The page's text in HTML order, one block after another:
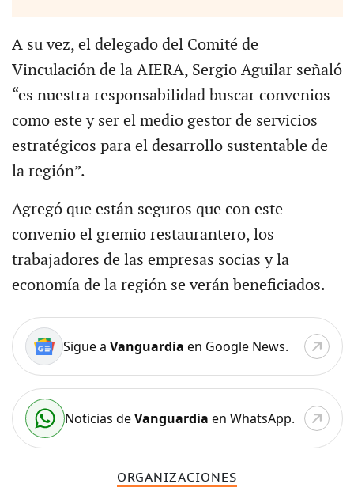
A su vez, el delegado del Comité de
Vinculación de la AIERA, Sergio Aguilar señaló
“es nuestra responsabilidad buscar convenios
como este y ser el medio gestor de servicios
estratégicos para el desarrollo sustentable de
la región”.
Agregó que están seguros que con este
convenio el gremio restaurantero, los
trabajadores de las empresas socias y la
economía de la región se verán beneficiados.
Sigue a Vanguardia en Google News.
Noticias deVanguardia en WhatsApp.
ORGANIZACIONES